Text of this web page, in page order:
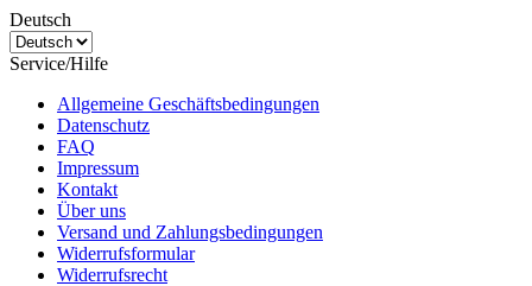
Deutsch
Service/Hilfe
Allgemeine Geschäftsbedingungen
Datenschutz
FAQ
Impressum
Kontakt
Über uns
Versand und Zahlungsbedingungen
Widerrufsformular
Widerrufsrecht